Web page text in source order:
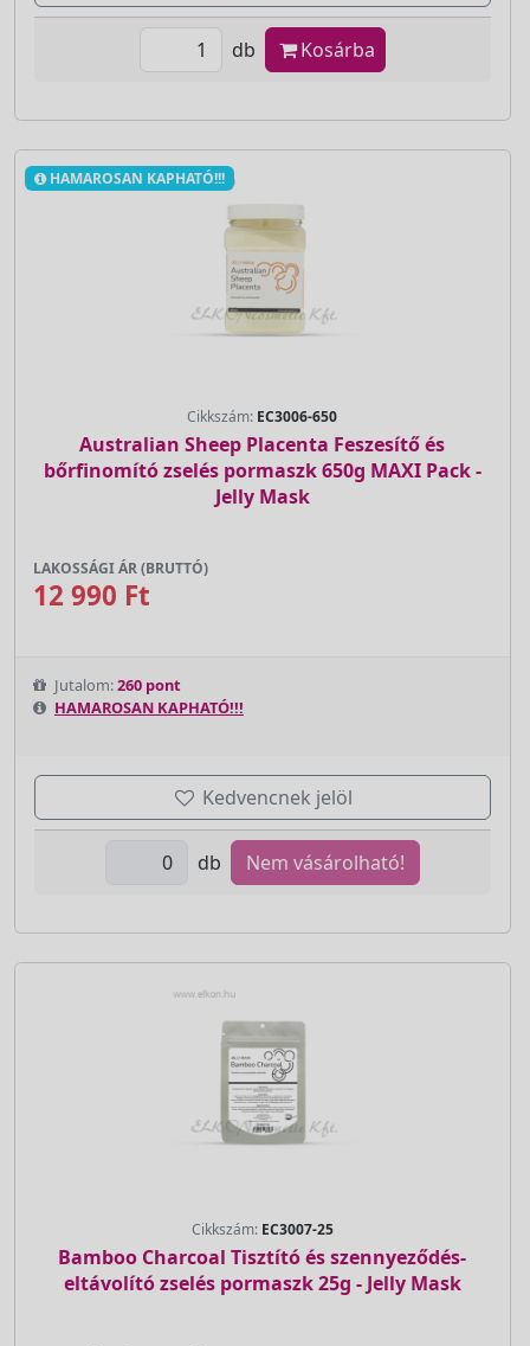
db Kosárba
HAMAROSAN KAPHATÓ!!!
Cikkszám: EC3006-650
Australian Sheep Placenta Feszesítő és
bőrfinomító zselés pormaszk 650g MAXI Pack -
Jelly Mask
LAKOSSÁGI ÁR (BRUTTÓ)
12 990 Ft
Jutalom:260 pont
HAMAROSAN KAPHATÓ!!!
Kedvencnek jelöl
db Nem vásárolható!
Cikkszám: EC3007-25
Bamboo Charcoal Tisztító és szennyeződés-
eltávolító zselés pormaszk 25g - Jelly Mask